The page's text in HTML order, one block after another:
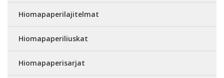
Hiomapaperilajitelmat
Hiomapaperiliuskat
Hiomapaperisarjat